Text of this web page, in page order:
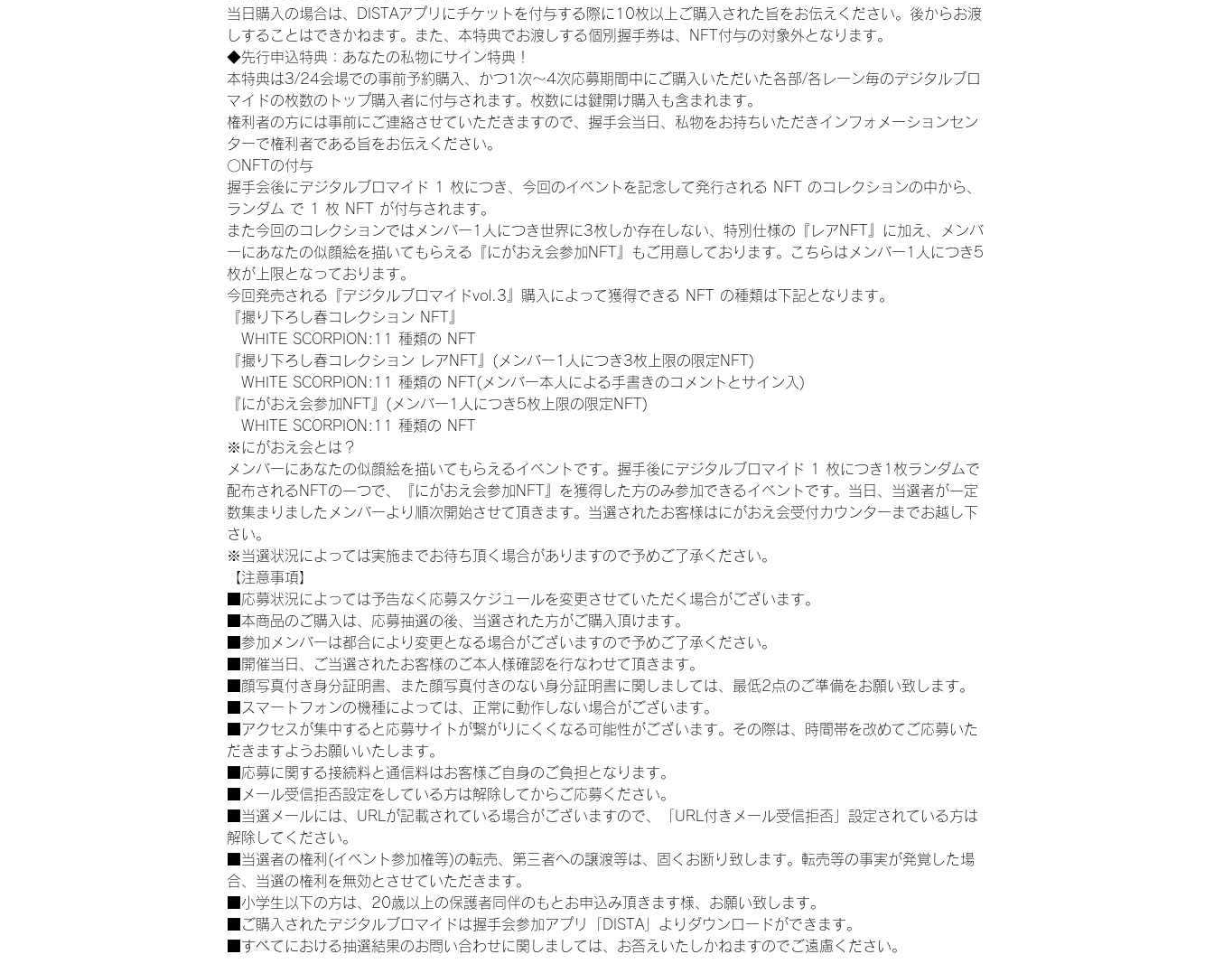
当日購入の場合は、DISTAアプリにチケットを付与する際に10枚以上ご購入された旨をお伝えください。後からお渡
しすることはできかねます。また、本特典でお渡しする個別握手券は、NFT付与の対象外となります。
◆先行申込特典：あなたの私物にサイン特典！
本特典は3/24会場での事前予約購入、かつ1次〜4次応募期間中にご購入いただいた各部/各レーン毎のデジタルブロ
マイドの枚数のトップ購入者に付与されます。枚数には鍵開け購入も含まれます。
権利者の方には事前にご連絡させていただきますので、握手会当日、私物をお持ちいただきインフォメーションセン
ターで権利者である旨をお伝えください。
〇NFTの付与
握手会後にデジタルブロマイド 1 枚につき、今回のイベントを記念して発行される NFT のコレクションの中から、
ランダム で 1 枚 NFT が付与されます。
また今回のコレクションではメンバー1人につき世界に3枚しか存在しない、特別仕様の『レアNFT』に加え、メンバ
ーにあなたの似顔絵を描いてもらえる『にがおえ会参加NFT』もご用意しております。こちらはメンバー1人につき5
枚が上限となっております。
今回発売される『デジタルブロマイドvol.3』購入によって獲得できる NFT の種類は下記となります。
『撮り下ろし春コレクション NFT』
WHITE SCORPION:11 種類の NFT
『撮り下ろし春コレクション レアNFT』(メンバー1人につき3枚上限の限定NFT)
WHITE SCORPION:11 種類の NFT(メンバー本人による手書きのコメントとサイン入)
『にがおえ会参加NFT』(メンバー1人につき5枚上限の限定NFT)
WHITE SCORPION:11 種類の NFT
※にがおえ会とは？
メンバーにあなたの似顔絵を描いてもらえるイベントです。握手後にデジタルブロマイド 1 枚につき1枚ランダムで
配布されるNFTの一つで、『にがおえ会参加NFT』を獲得した方のみ参加できるイベントです。当日、当選者が一定
数集まりましたメンバーより順次開始させて頂きます。当選されたお客様はにがおえ会受付カウンターまでお越し下
さい。
※当選状況によっては実施までお待ち頂く場合がありますので予めご了承ください。
【注意事項】
■応募状況によっては予告なく応募スケジュールを変更させていただく場合がございます。
■本商品のご購入は、応募抽選の後、当選された方がご購入頂けます。
■参加メンバーは都合により変更となる場合がございますので予めご了承ください。
■開催当日、ご当選されたお客様のご本人様確認を行なわせて頂きます。
■顔写真付き身分証明書、また顔写真付きのない身分証明書に関しましては、最低2点のご準備をお願い致します。
■スマートフォンの機種によっては、正常に動作しない場合がございます。
■アクセスが集中すると応募サイトが繋がりにくくなる可能性がございます。その際は、時間帯を改めてご応募いた
だきますようお願いいたします。
■応募に関する接続料と通信料はお客様ご自身のご負担となります。
■メール受信拒否設定をしている方は解除してからご応募ください。
■当選メールには、URLが記載されている場合がございますので、「URL付きメール受信拒否」設定されている方は
解除してください。
■当選者の権利(イベント参加権等)の転売、第三者への譲渡等は、固くお断り致します。転売等の事実が発覚した場
合、当選の権利を無効とさせていただきます。
■小学生以下の方は、20歳以上の保護者同伴のもとお申込み頂きます様、お願い致します。
■ご購入されたデジタルブロマイドは握手会参加アプリ「DISTA」よりダウンロードができます。
■すべてにおける抽選結果のお問い合わせに関しましては、お答えいたしかねますのでご遠慮ください。